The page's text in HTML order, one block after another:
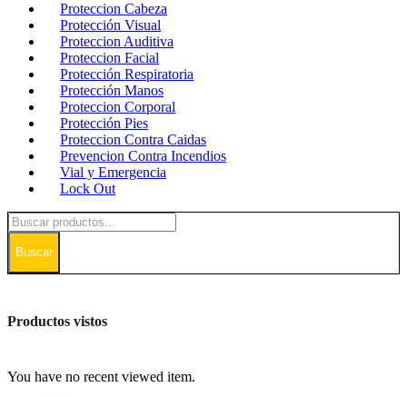
Proteccion Cabeza
Protección Visual
Proteccion Auditiva
Proteccion Facial
Protección Respiratoria
Protección Manos
Proteccion Corporal
Protección Pies
Proteccion Contra Caidas
Prevencion Contra Incendios
Vial y Emergencia
Lock Out
Buscar
Productos vistos
You have no recent viewed item.